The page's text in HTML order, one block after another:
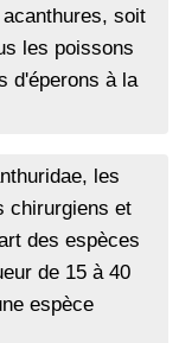
soit
les poissons
d'éperons à la
les
chirurgiens et
des espèces
de 15 à 40
espèce